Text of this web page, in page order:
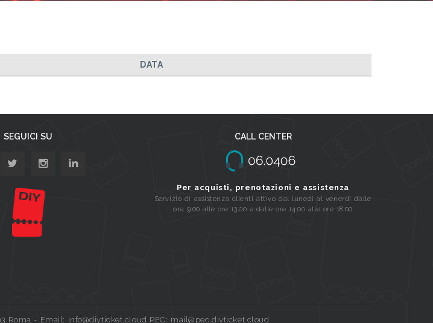
DATA
SEGUICI SU CALL CENTER
Per acquisti, prenotazioni e assistenza
Servizio di assistenza clienti attivo dal lunedi al venerdi dalle
ore 9:00 alle ore 13:00 e dalle ore 14:00 alle ore 18:00
Roma - Email: info@diyticket.cloud PEC: mail@pec.diyticket.cloud